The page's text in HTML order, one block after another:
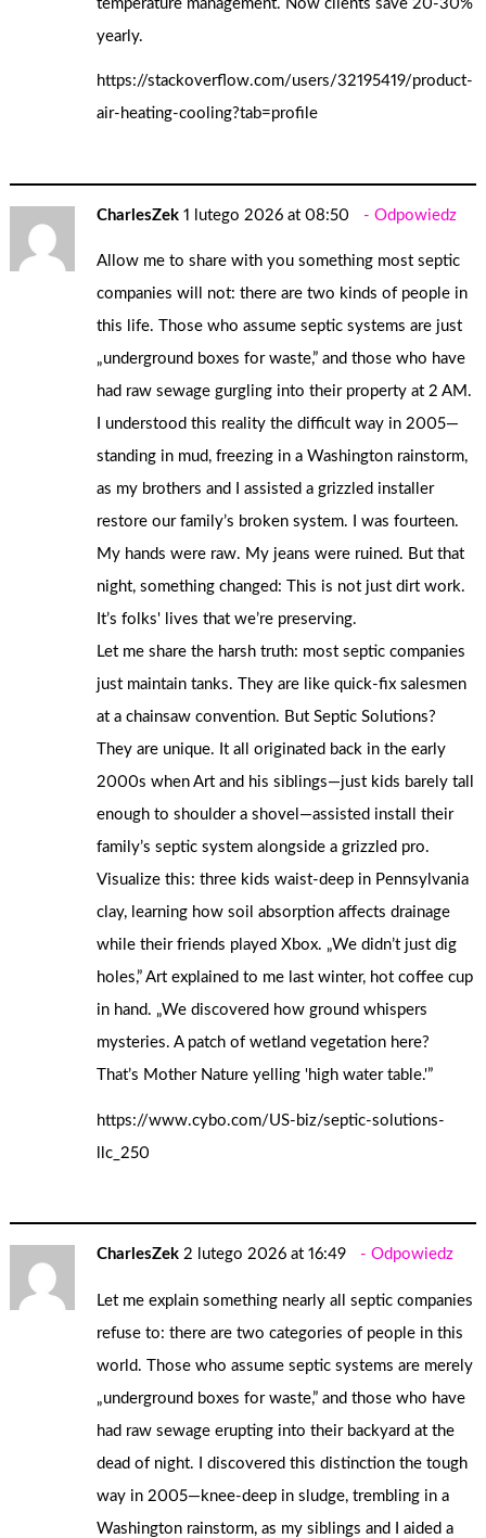
temperature management. Now clients save 20-30%
yearly.
https://stackoverflow.com/users/32195419/product-
air-heating-cooling?tab=profile
CharlesZek 1 lutego 2026 at 08:50 Odpowiedz
Allow me to share with you something most septic
companies will not: there are two kinds of people in
this life. Those who assume septic systems are just
„underground boxes for waste,” and those who have
had raw sewage gurgling into their property at 2 AM.
I understood this reality the difficult way in 2005—
standing in mud, freezing in a Washington rainstorm,
as my brothers and I assisted a grizzled installer
restore our family’s broken system. I was fourteen.
My hands were raw. My jeans were ruined. But that
night, something changed: This is not just dirt work.
It’s folks' lives that we’re preserving.
Let me share the harsh truth: most septic companies
just maintain tanks. They are like quick-fix salesmen
at a chainsaw convention. But Septic Solutions?
They are unique. It all originated back in the early
2000s when Art and his siblings—just kids barely tall
enough to shoulder a shovel—assisted install their
family’s septic system alongside a grizzled pro.
Visualize this: three kids waist-deep in Pennsylvania
clay, learning how soil absorption affects drainage
while their friends played Xbox. „We didn’t just dig
holes,” Art explained to me last winter, hot coffee cup
in hand. „We discovered how ground whispers
mysteries. A patch of wetland vegetation here?
That’s Mother Nature yelling 'high water table.'”
https://www.cybo.com/US-biz/septic-solutions-
llc_250
CharlesZek 2 lutego 2026 at 16:49 Odpowiedz
Let me explain something nearly all septic companies
refuse to: there are two categories of people in this
world. Those who assume septic systems are merely
„underground boxes for waste,” and those who have
had raw sewage erupting into their backyard at the
dead of night. I discovered this distinction the tough
way in 2005—knee-deep in sludge, trembling in a
Washington rainstorm, as my siblings and I aided a